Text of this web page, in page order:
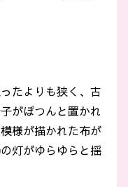
たよりも狭く、古
がぽつんと置かれ
様が描かれた布が
灯がゆらゆらと揺